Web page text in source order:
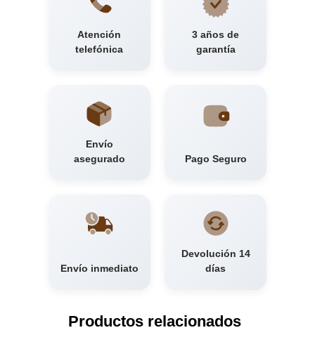
Atención
telefónica
3 años de
garantía
Envío
asegurado
Pago Seguro
Envío inmediato
Devolución 14
días
Productos relacionados